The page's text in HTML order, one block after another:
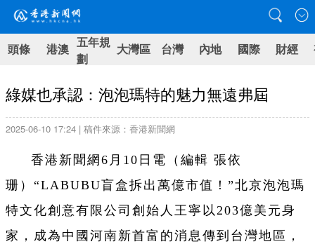
頭條 港澳 五年規
劃
大灣區 台灣 內地 國際 財經
綠媒也承認：泡泡瑪特的魅力無遠弗屆
2025-06-10 17:24 | 稿件來源：香港新聞網
香港新聞網6月10日電（編輯 張依
珊）“LABUBU盲盒拆出萬億市值！”北京泡泡瑪
特文化創意有限公司創始人王寧以203億美元身
家，成為中國河南新首富的消息傳到台灣地區，